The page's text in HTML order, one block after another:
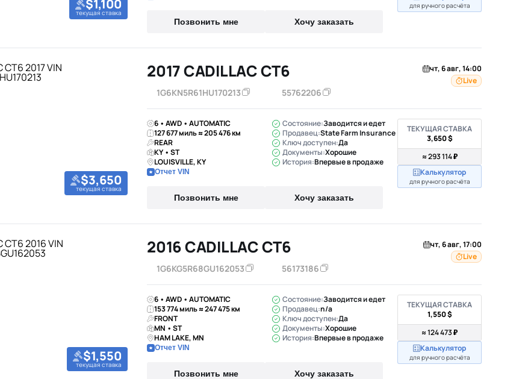
$1,100
текущая ставка
Позвонить мне Хочу заказать
для ручного расчёта
$3,650
текущая ставка
2017 CADILLAC CT6
1G6KN5R61HU170213 55762206
чт, 6 авг, 14:00
Live
6 • AWD • AUTOMATIC
127 677 миль ≈ 205 476 км
REAR
KY • ST
LOUISVILLE, KY
Отчет VIN
Состояние:Заводится и едет
Продавец:State Farm Insurance
Ключ доступен:Да
Документы:Хорошие
История:Впервые в продаже
Позвонить мне Хочу заказать
ТЕКУЩАЯ СТАВКА
3,650 $
≈ 293 114 ₽
Калькулятор
для ручного расчёта
$1,550
текущая ставка
2016 CADILLAC CT6
1G6KG5R68GU162053 56173186
чт, 6 авг, 17:00
Live
6 • AWD • AUTOMATIC
153 774 миль ≈ 247 475 км
FRONT
MN • ST
HAM LAKE, MN
Отчет VIN
Состояние:Заводится и едет
Продавец:n/a
Ключ доступен:Да
Документы:Хорошие
История:Впервые в продаже
Позвонить мне Хочу заказать
ТЕКУЩАЯ СТАВКА
1,550 $
≈ 124 473 ₽
Калькулятор
для ручного расчёта